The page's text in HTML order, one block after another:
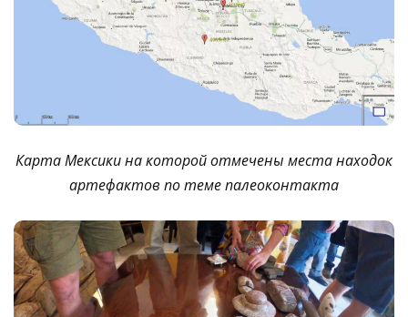
Карта Мексики на которой отмечены места находок
артефактов по теме палеоконтакта